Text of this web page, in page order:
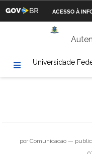
ACESSO À
Ministério da Defesa
Ministério dos Transportes,
Universidade
porComunicacao—